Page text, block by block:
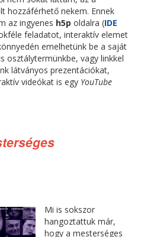
hozzáférhető nekem. Ennek
az ingyenes h5p oldalra (IDE
feladatot, interaktív elemet
emelhetünk be a saját
osztálytermünkbe, vagy linkkel
látványos prezentációkat,
videókat is egy YouTube
Mi is sokszor
hangoztattuk már,
hogy a mesterséges